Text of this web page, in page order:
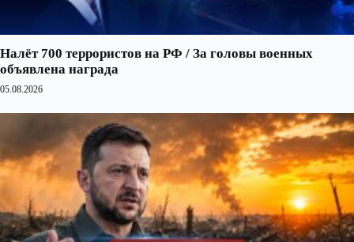
Налёт 700 террористов на РФ / За головы военных
объявлена награда
05.08.2026